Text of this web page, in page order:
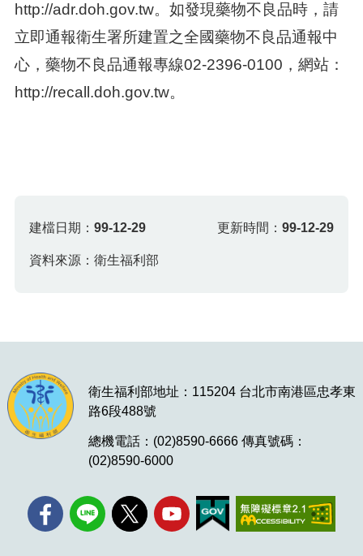
http://adr.doh.gov.tw。如發現藥物不良品時，請
立即通報衛生署所建置之全國藥物不良品通報中
心，藥物不良品通報專線02-2396-0100，網站：
http://recall.doh.gov.tw。
建檔日期：99-12-29 更新時間： 99-12-29
資料來源：衛生福利部
衛生福利部地址：115204 台北市南港區忠孝東
路6段488號
總機電話：(02)8590-6666 傳真號碼：
(02)8590-6000